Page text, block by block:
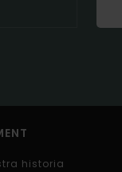
historia